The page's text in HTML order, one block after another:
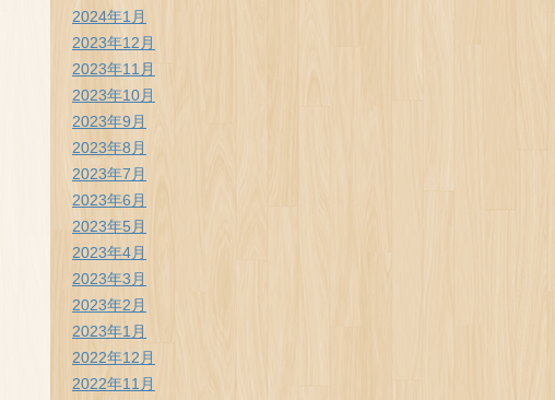
2024年1月
2023年12月
2023年11月
2023年10月
2023年9月
2023年8月
2023年7月
2023年6月
2023年5月
2023年4月
2023年3月
2023年2月
2023年1月
2022年12月
2022年11月